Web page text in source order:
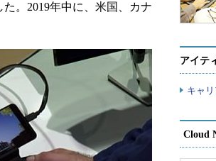
。2019年中に、米国、カナ
アイテ
キャ
Cloud